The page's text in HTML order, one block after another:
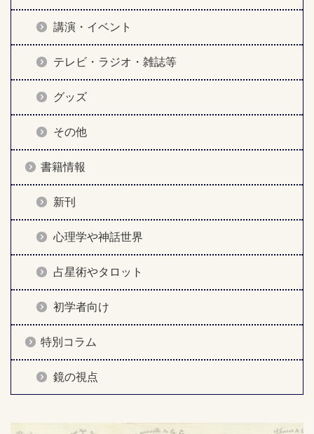
講演・イベント
テレビ・ラジオ・雑誌等
グッズ
その他
書籍情報
新刊
心理学や神話世界
占星術やタロット
初学者向け
特別コラム
鏡の視点